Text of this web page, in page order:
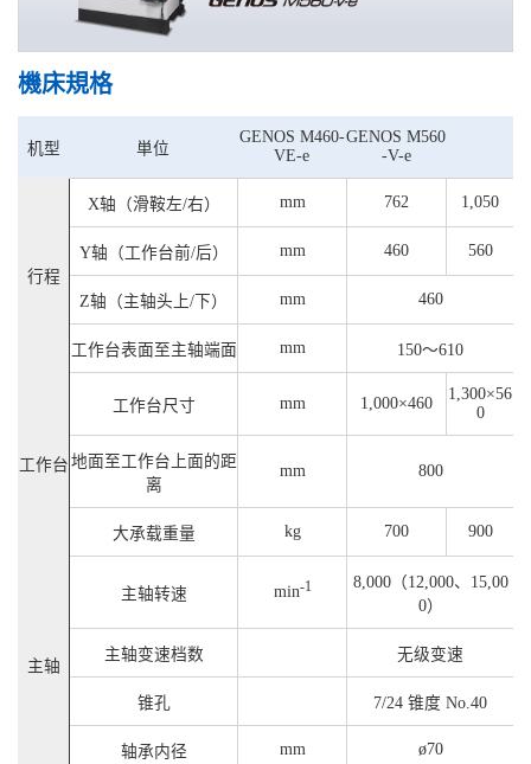
機床規格
机型 単位
GENOS M460-
VE-e
GENOS M560
-V-e
行程
X轴（滑鞍左/右） mm 762 1,050
Y轴（工作台前/后） mm 460 560
Z轴（主轴头上/下） mm 460
工作台表面至主轴端面 mm 150～610
工作台
工作台尺寸 mm 1,000×460
1,300×56
0
地面至工作台上面的距
离
mm 800
大承载重量 kg 700 900
主轴
主轴转速 min-1
8,000（12,000、15,00
0）
主轴变速档数 无级变速
锥孔 7/24 锥度 No.40
轴承内径 mm ø70